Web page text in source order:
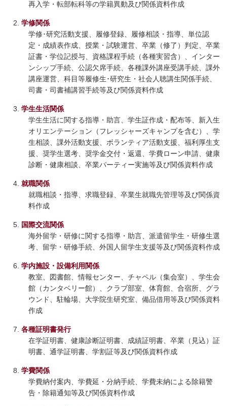
再入学・転部転科等の学籍異動及び関係資料作成
学修関係
学修･研究活動支援、履修登録、履修相談・指導、単位認
定・成績表作成、授業・試験運営、卒業（修了）判定、卒業
証書・学位記授与、資格課程手続（各種実習含）、インター
ンシップ手続、公認欠席手続、各種課外講座受講手続、課外
講座運営、科目等履修生･研究生・社会人聴講生関係手続、
司書・司書補講習手続等及び関係資料作成
学生生活関係
学生生活に関する指導・助言、学生証作成・配布等、新入生
オリエンテーション（フレッシャーズキャンプを含む）、学
生相談、課外活動支援、ボランティア活動支援、福利厚生支
援、奨学生選考、奨学金交付・返還、学費ローン申請、健康
診断・健康相談、卒業パーティー実施等及び関係資料作成
就職関係
就職相談・指導、求職登録、卒業生就職先管理等及び関係資
料作成
国際交流関係
海外留学・研修に関する指導・助言、派遣留学生・研修生選
考、留学・研修手続、外国人留学生支援等及び関係資料作成
学内施設・設備利用関係
教室、図書館、情報センター、チャペル（集会室）、学生会
館（カンタベリー館）、クラブ部室、体育館、合宿所、グラ
ウンド、駐輪場、大学院生研究室、備品借用等及び関係資料
作成
各種証明書発行
在学証明書、健康診断証明書、成績証明書、卒業（見込）証
明書、通学証明書、学割証等及び関係資料作成
学費関係
学費納付案内、学費延・分納手続、学費未納による除籍警
告・除籍通知等及び関係資料作成